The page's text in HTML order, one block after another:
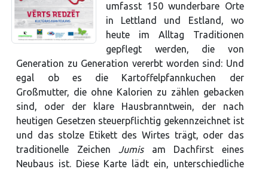
umfasst 150 wunderbare Orte
in Lettland und Estland, wo
heute im Alltag Traditionen
gepflegt werden, die von
Generation zu Generation vererbt worden sind: Und
egal ob es die Kartoffelpfannkuchen der
Großmutter, die ohne Kalorien zu zählen gebacken
sind, oder der klare Hausbranntwein, der nach
heutigen Gesetzen steuerpflichtig gekennzeichnet ist
und das stolze Etikett des Wirtes trägt, oder das
traditionelle ZeichenJumisam Dachfirst eines
Neubaus ist. Diese Karte lädt ein, unterschiedliche